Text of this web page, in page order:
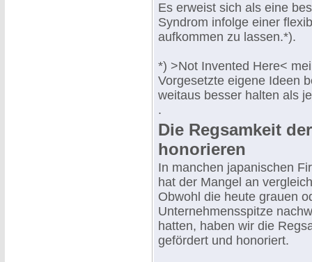
Es erweist sich als eine
Syndrom infolge einer
aufkommen zu lassen.*).
*) >Not Invented Here<
Vorgesetzte eigene Ideen
weitaus besser halten als
.
Die Regsamkeit
honorieren
In manchen japanischen
hat der Mangel an
Obwohl die heute grauen
Unternehmensspitze
hatten, haben wir die
gefördert und honoriert.